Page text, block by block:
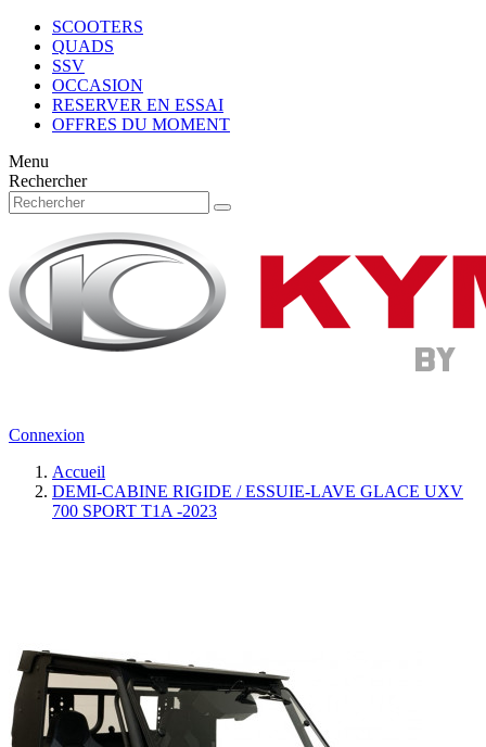
SCOOTERS
QUADS
SSV
OCCASION
RESERVER EN ESSAI
OFFRES DU MOMENT
Menu
Rechercher
Connexion
Accueil
DEMI-CABINE RIGIDE / ESSUIE-LAVE GLACE UXV
700 SPORT T1A -2023